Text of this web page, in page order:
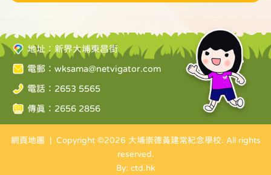
地址：新界大埔東昌街
電郵： wksama@netvigator.com
電話：2653 5565
傳真：2656 2856
網頁地圖 | Copyright ©2026 大埔崇德黃建常紀念學校. All rights
reserved.
By: ctd.hk